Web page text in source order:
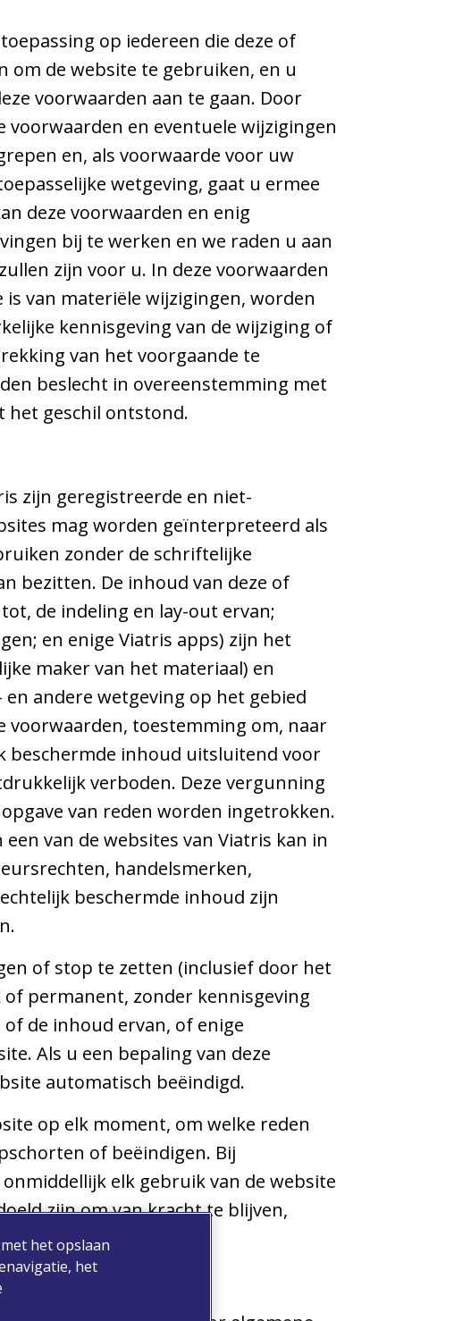
op iedereen die deze of
om de website te gebruiken, en u
voorwaarden aan te gaan. Door
voorwaarden en eventuele wijzigingen
en, als voorwaarde voor uw
wetgeving, gaat u ermee
deze voorwaarden en enig
bij te werken en we raden u aan
zijn voor u. In deze voorwaarden
van materiële wijzigingen, worden
kennisgeving van de wijziging of
van het voorgaande te
beslecht in overeenstemming met
het geschil ontstond.
zijn geregistreerde en niet-
mag worden geïnterpreteerd als
zonder de schriftelijke
bezitten. De inhoud van deze of
de indeling en lay-out ervan;
en enige Viatris apps) zijn het
maker van het materiaal) en
andere wetgeving op het gebied
voorwaarden, toestemming om, naar
beschermde inhoud uitsluitend voor
verboden. Deze vergunning
van reden worden ingetrokken.
van de websites van Viatris kan in
handelsmerken,
beschermde inhoud zijn
of stop te zetten (inclusief door het
permanent, zonder kennisgeving
de inhoud ervan, of enige
Als u een bepaling van deze
automatisch beëindigd.
op elk moment, om welke reden
of beëindigen. Bij
elk gebruik van de website
zijn om van kracht te blijven,
het opslaan
het